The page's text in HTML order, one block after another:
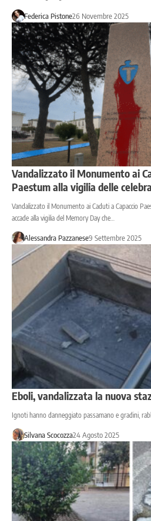
Federica Pistone26 Novembre 2025
Vandalizzato il Monumento ai
Paestum alla vigilia delle
Vandalizzato il Monumento ai Caduti a Capaccio
accade alla vigilia del Memory Day che…
Alessandra Pazzanese9 Settembre 2025
Eboli, vandalizzata la nuova
Ignoti hanno danneggiato passamano e gradini,
Silvana Scocozza24 Agosto 2025